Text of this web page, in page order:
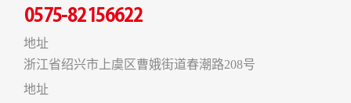
0575-82156622
地址
浙江省绍兴市上虞区曹娥街道春潮路208号
地址